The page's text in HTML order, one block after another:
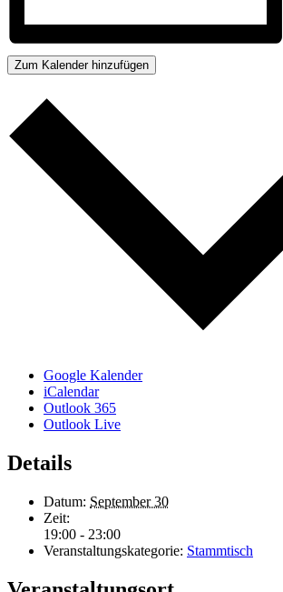
Zum Kalender hinzufügen
Google Kalender
iCalendar
Outlook 365
Outlook Live
Details
Datum: September 30
Zeit:
19:00 - 23:00
Veranstaltungskategorie: Stammtisch